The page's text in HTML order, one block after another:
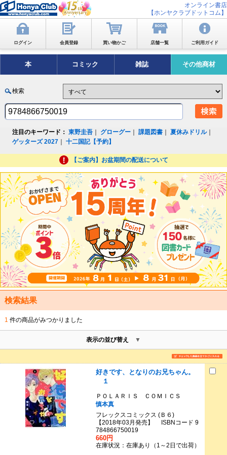
オンライン書店
【ホンヤクラブドットコム】
ログイン 会員登録 買い物かご 店舗一覧 ご利用ガイド
本 コミック 雑誌 その他商材
検索
注目のキーワード： 東野圭吾 グローグー ｜課題図書 ｜夏休みドリル｜
ゲッターズ 2027 ｜十二国記【予約】
【ご案内】お盆期間の配送について
検索結果
1 件の商品がみつかりました
表示の並び替え
好きです、となりのお兄ちゃん。
１
ＰＯＬＡＲＩＳ ＣＯＭＩＣＳ
慎本真
フレックスコミックス (Ｂ６)
【2018年03月発売】 ISBNコード 9
784866750019
660円
在庫状況：在庫あり（1～2日で出荷）